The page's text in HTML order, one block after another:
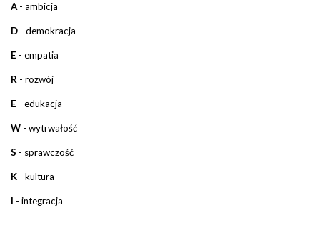
A- ambicja
D - demokracja
E - empatia
R - rozwój
E - edukacja
W - wytrwałość
S - sprawczość
K - kultura
I - integracja